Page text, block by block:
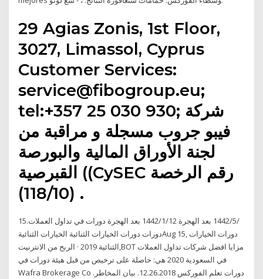
29 Agias Zonis, 1st Floor,
3027, Limassol, Cyprus
Customer Services:
service@fibogroup.eu;
tel:+357 25 030 930; شركة
فيبو جروب مسجلة و مراقبة من
لجنة الأوراق المالية والبورصة
القبرصية ((CySEC رقم الرخصة
(118/10) .
15‏‏/5‏‏/1442 بعد الهجرة 12‏‏/1‏‏/1442 بعد الهجرة دورات في تداول العملات.
دورات دورات الخيارات الثنائية الخيارات الثنائيةAug 15, دورات الخيارات
الثنائية 2019 · الربح من الانترنيت,BOT مزايا افضل شركات تداول العملات
في السعودية 2020 هي: حاصلة على ترخيص من قبل هيئة دورات في
Wafra Brokerage Co دورات تعلم الفوركس 12.26.2018. بيان المخاطر.